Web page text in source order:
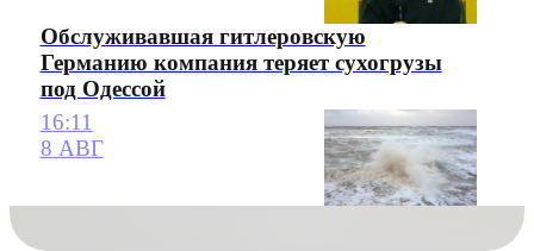
Обслуживавшая гитлеровскую
Германию компания теряет сухогрузы
под Одессой
16:11
8 АВГ